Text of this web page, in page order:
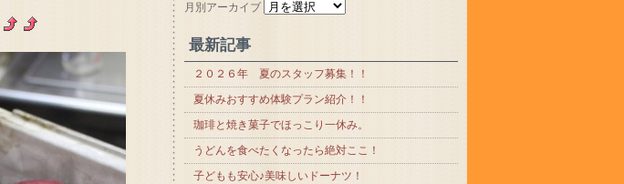
月別アーカイブ
最新記事
２０２６年 夏のスタッフ募集！！
夏休みおすすめ体験プラン紹介！！
珈琲と焼き菓子でほっこり一休み。
うどんを食べたくなったら絶対ここ！
子どもも安心♪美味しいドーナツ！